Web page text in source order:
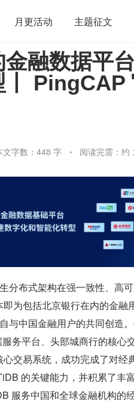
月更活动 主题征文
算法
员 运维 深度思考
融数据平
丨 PingCAP
文字数：448 字 阅读完需：约
分布式架构在强一致性、高
为包括北京银行在内的金融
与中国金融用户的共同创造
务平台、头部城商行的核心
交易系统，成功完成了对
的关键能力，并积累了丰
服务中国和全球金融机构的